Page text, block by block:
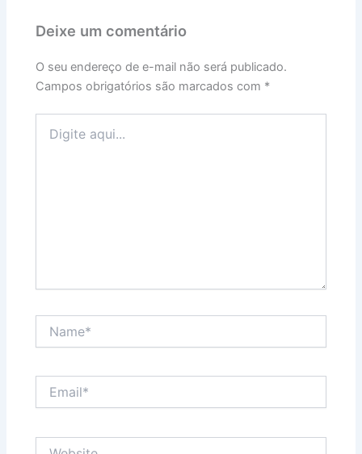
Deixe um comentário
O seu endereço de e-mail não será publicado.
Campos obrigatórios são marcados com *
aqui...